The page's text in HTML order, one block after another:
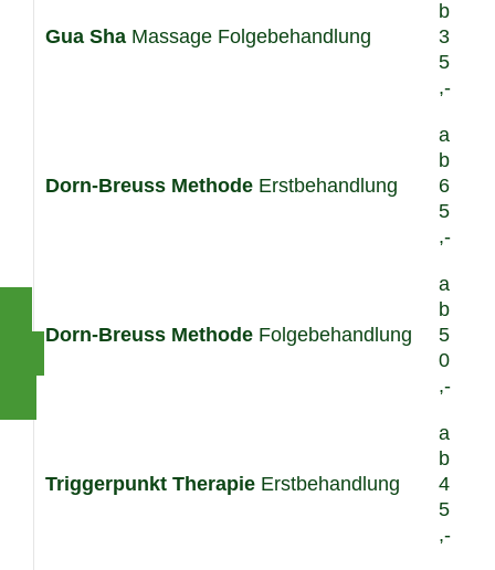
Gua Sha Massage Folgebehandlung
b
3
5
,-
Dorn-Breuss Methode Erstbehandlung
a
b
6
5
,-
Dorn-Breuss Methode Folgebehandlung
a
b
5
0
,-
Triggerpunkt Therapie Erstbehandlung
a
b
4
5
,-